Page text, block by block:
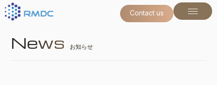
Contact us
Contact us
News お知らせ